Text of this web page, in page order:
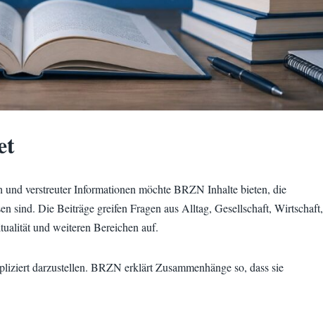
verstreuter Informationen möchte BRZN Inhalte bieten, die
sind. Die Beiträge greifen Fragen aus Alltag, Gesellschaft, Wirtschaft,
und weiteren Bereichen auf.
darzustellen. BRZN erklärt Zusammenhänge so, dass sie